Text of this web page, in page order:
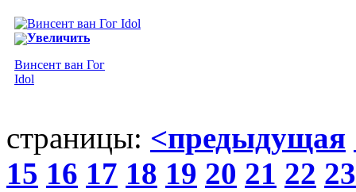
Увеличить
Винсент ван Гог
Idol
страницы: <предыдущая
15 16 17 18 19 20 21 22 23